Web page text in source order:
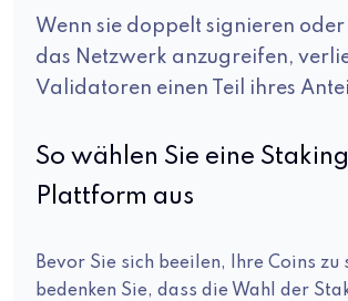
Wenn sie doppelt signieren oder
das Netzwerk anzugreifen,
Validatoren einen Teil ihres
So wählen Sie eine
Plattform aus
Bevor Sie sich beeilen, Ihre Coins zu
bedenken Sie, dass die Wahl der